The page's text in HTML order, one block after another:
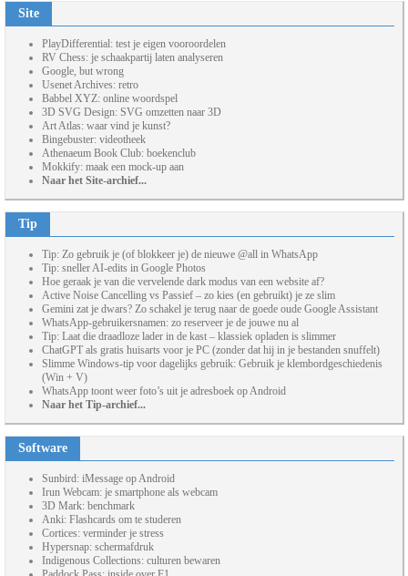
Site
PlayDifferential: test je eigen vooroordelen
RV Chess: je schaakpartij laten analyseren
Google, but wrong
Usenet Archives: retro
Babbel XYZ: online woordspel
3D SVG Design: SVG omzetten naar 3D
Art Atlas: waar vind je kunst?
Bingebuster: videotheek
Athenaeum Book Club: boekenclub
Mokkify: maak een mock-up aan
Naar het Site-archief...
Tip
Tip: Zo gebruik je (of blokkeer je) de nieuwe @all in WhatsApp
Tip: sneller AI-edits in Google Photos
Hoe geraak je van die vervelende dark modus van een website af?
Active Noise Cancelling vs Passief – zo kies (en gebruikt) je ze slim
Gemini zat je dwars? Zo schakel je terug naar de goede oude Google Assistant
WhatsApp-gebruikersnamen: zo reserveer je de jouwe nu al
Tip: Laat die draadloze lader in de kast – klassiek opladen is slimmer
ChatGPT als gratis huisarts voor je PC (zonder dat hij in je bestanden snuffelt)
Slimme Windows-tip voor dagelijks gebruik: Gebruik je klembordgeschiedenis
(Win + V)
WhatsApp toont weer foto’s uit je adresboek op Android
Naar het Tip-archief...
Software
Sunbird: iMessage op Android
Irun Webcam: je smartphone als webcam
3D Mark: benchmark
Anki: Flashcards om te studeren
Cortices: verminder je stress
Hypersnap: schermafdruk
Indigenous Collections: culturen bewaren